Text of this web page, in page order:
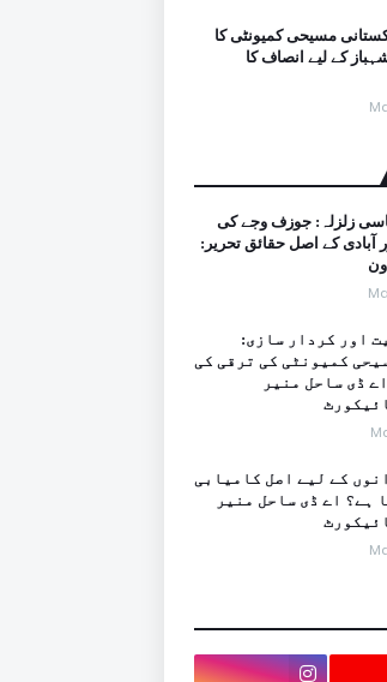
مسیحی کمیونٹی کا
کے لیے انصاف کا
زلزلہ: جوزف وجے کی
آبادی کے اصل حقائق تحریر:
اور کردار سازی:
کمیونٹی کی ترقی کی
ڈی ساحل منیر
کے لیے اصل کامیابی
ہے؟ اے ڈی ساحل منیر